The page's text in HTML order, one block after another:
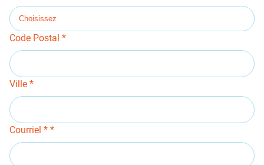
Code Postal
Ville
Courriel *